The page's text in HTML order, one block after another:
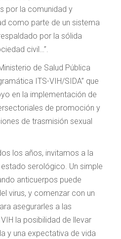
por la comunidad y
como parte de un sistema
por la sólida
civil…”.
de Salud Pública
ITS-VIH/SIDA” que
en la implementación de
de promoción y
de trasmisión sexual
los años, invitamos a la
serológico. Un simple
anticuerpos puede
virus, y comenzar con un
asegurarles a las
la posibilidad de llevar
y una expectativa de vida